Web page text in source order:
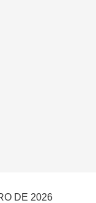
DE 2026